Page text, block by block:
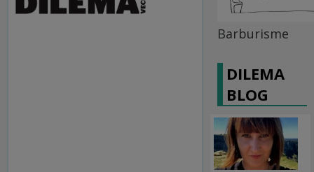
Barburisme
DILEMA
BLOG